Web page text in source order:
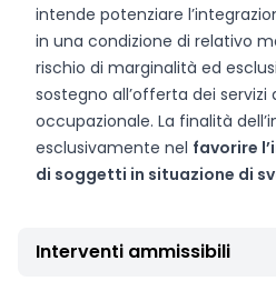
intende potenziare
in una condizione di relativo
rischio di marginalità ed
sostegno all’offerta dei servizi
occupazionale. La finalità
esclusivamente nel favorire
di soggetti in situazione di
Interventi ammissibili